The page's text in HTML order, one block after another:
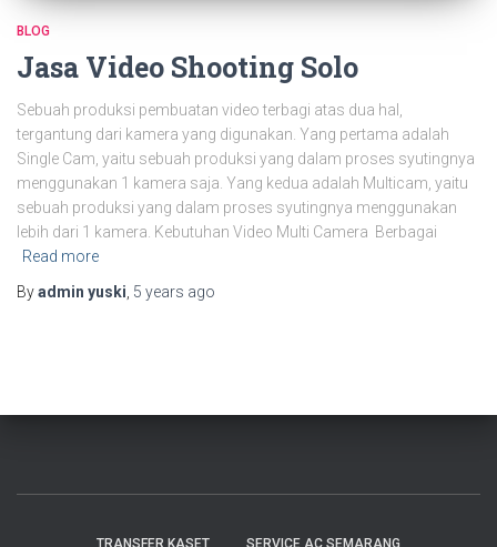
BLOG
Jasa Video Shooting Solo
Sebuah produksi pembuatan video terbagi atas dua hal,
tergantung dari kamera yang digunakan. Yang pertama adalah
Single Cam, yaitu sebuah produksi yang dalam proses syutingnya
menggunakan 1 kamera saja. Yang kedua adalah Multicam, yaitu
sebuah produksi yang dalam proses syutingnya menggunakan
lebih dari 1 kamera. Kebutuhan Video Multi Camera Berbagai
Read more
Byadmin yuski, 5 years ago